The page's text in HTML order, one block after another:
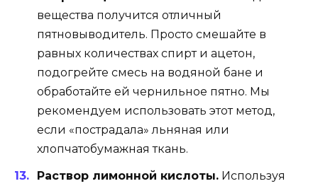
вещества получится отличный
пятновыводитель. Просто смешайте в
равных количествах спирт и ацетон,
подогрейте смесь на водяной бане и
обработайте ей чернильное пятно. Мы
рекомендуем использовать этот метод,
если «пострадала» льняная или
хлопчатобумажная ткань.
Раствор лимонной кислоты. Используя